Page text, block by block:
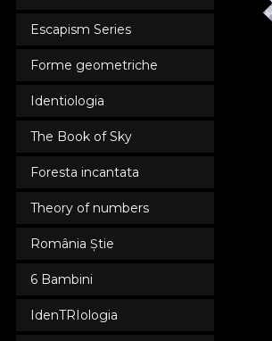
Escapism Series
Forme geometriche
Identiologia
The Book of Sky
Foresta incantata
Theory of numbers
România Știe
6 Bambini
IdenTRIologia